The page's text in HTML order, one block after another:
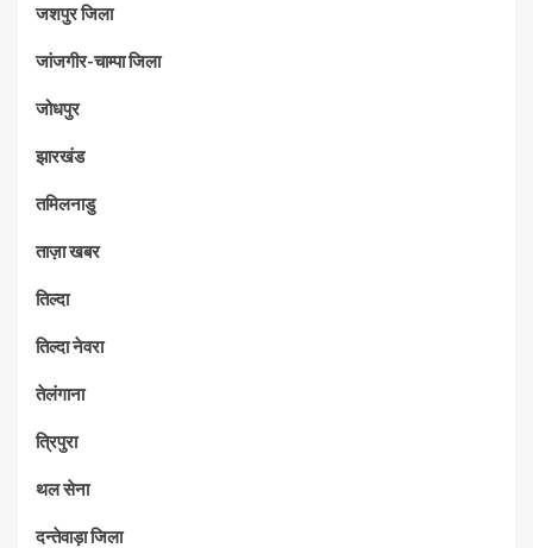
जशपुर जिला
जांजगीर-चाम्पा जिला
जोधपुर
झारखंड
तमिलनाडु
ताज़ा खबर
तिल्दा
तिल्दा नेवरा
तेलंगाना
त्रिपुरा
थल सेना
दन्तेवाड़ा जिला